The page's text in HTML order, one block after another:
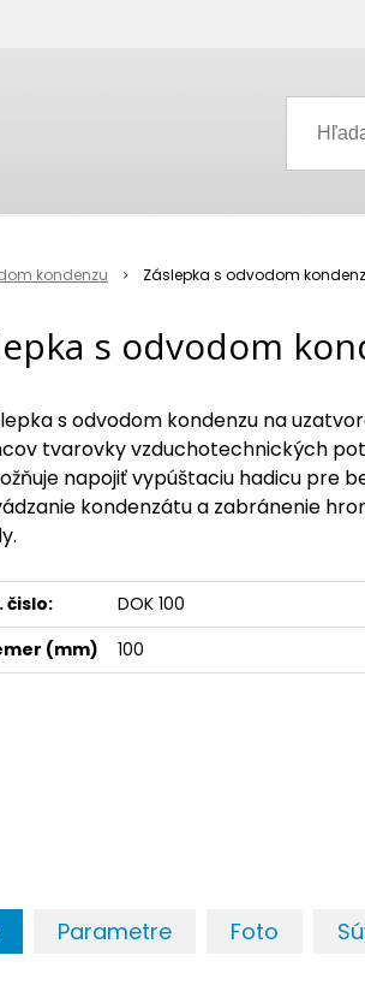
kondenzu Záslepka s odvodom
s odvodom
s odvodom kondenzu na
tvarovky vzduchotechnických
napojiť vypúštaciu hadicu pre
kondenzátu a zabránenie
čislo:
DOK 100
(mm)
100
Parametre Foto